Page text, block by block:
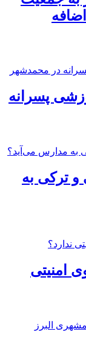
پسرانه
و ترکی به
امنیتی